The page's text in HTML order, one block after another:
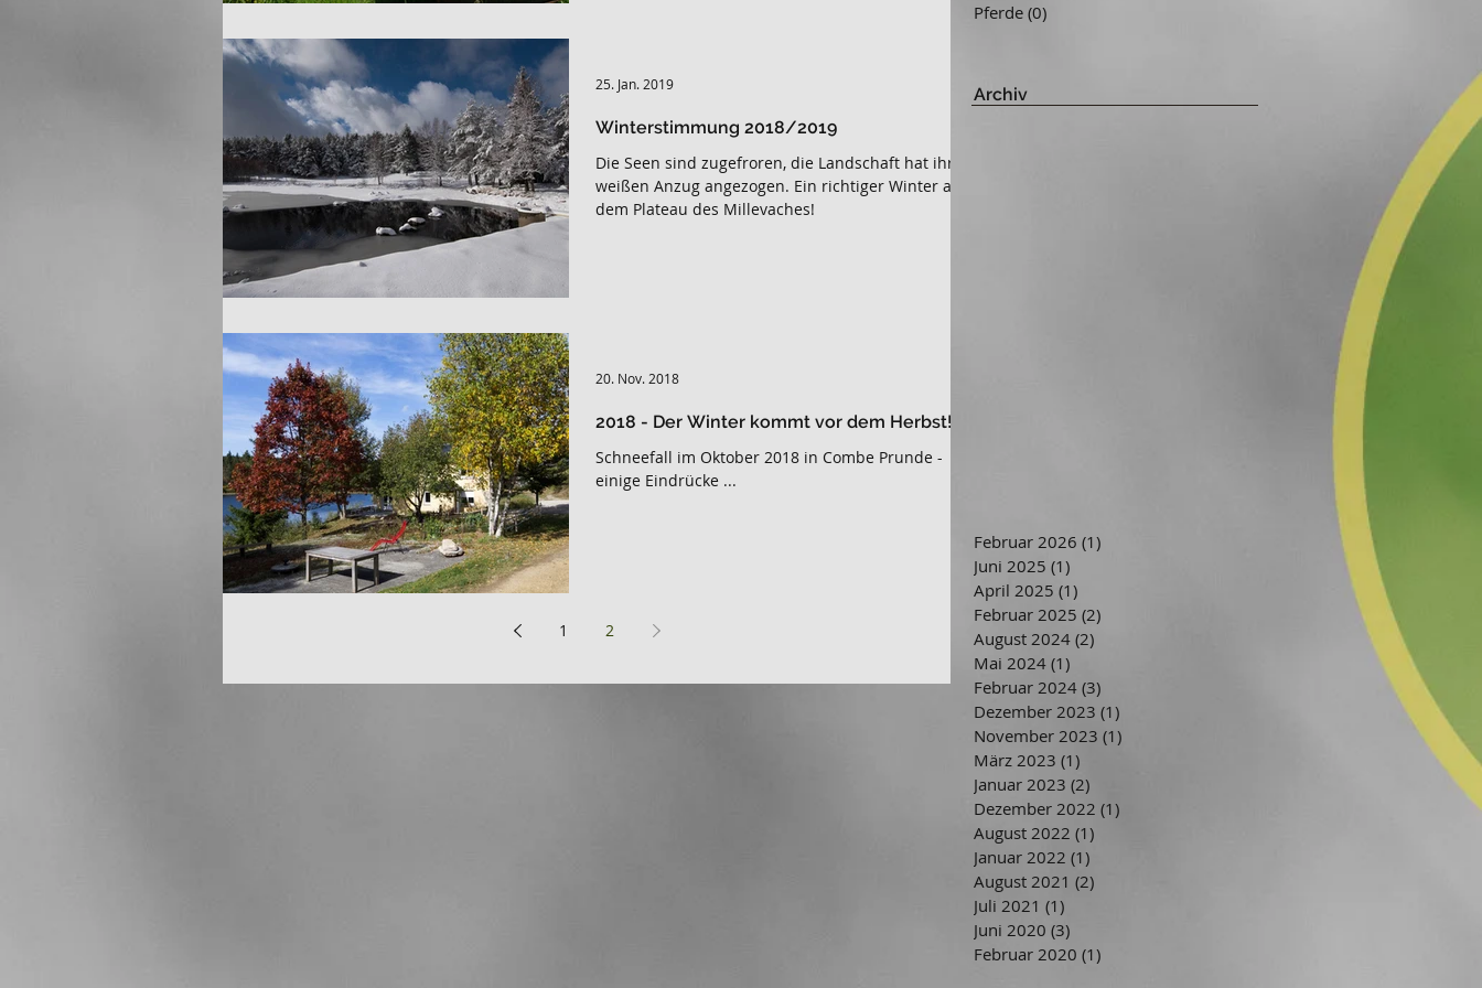
Winterstimmung 2018/2019
Die Seen sind zugefroren, die Landschaft hat ihren
weißen Anzug angezogen. Ein richtiger Winter auf
dem Plateau des Millevaches!
25. Jan. 2019
2018 - Der Winter kommt vor dem Herbst!
Schneefall im Oktober 2018 in Combe Prunde -
einige Eindrücke ...
20. Nov. 2018
1 2
Pferde (0)
Archiv
Februar 2026 (1)
Juni 2025 (1)
April 2025 (1)
Februar 2025 (2)
August 2024 (2)
Mai 2024 (1)
Februar 2024 (3)
Dezember 2023 (1)
November 2023 (1)
März 2023 (1)
Januar 2023 (2)
Dezember 2022 (1)
August 2022 (1)
Januar 2022 (1)
August 2021 (2)
Juli 2021 (1)
Juni 2020 (3)
Februar 2020 (1)